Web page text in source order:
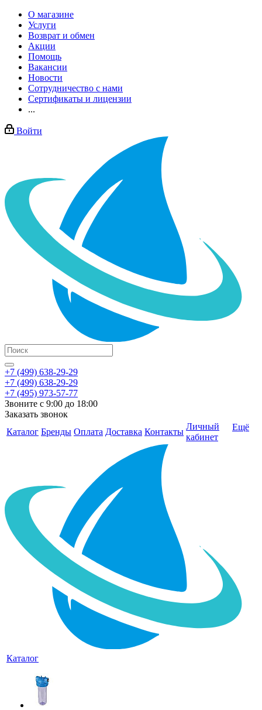
О магазине
Услуги
Возврат и обмен
Акции
Помощь
Вакансии
Новости
Сотрудничество с нами
Сертификаты и лицензии
...
Войти
+7 (499) 638-29-29
+7 (499) 638-29-29
+7 (495) 973-57-77
Звоните с 9:00 до 18:00
Заказать звонок
Каталог Бренды Оплата Доставка Контакты
Личный
кабинет
Ещё
Каталог